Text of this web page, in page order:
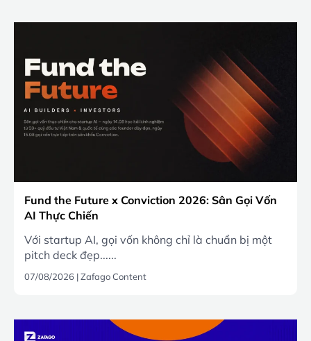
Fund the Future x Conviction 2026: Sân Gọi Vốn
AI Thực Chiến
Với startup AI, gọi vốn không chỉ là chuẩn bị một
pitch deck đẹp......
07/08/2026 |Zafago Content